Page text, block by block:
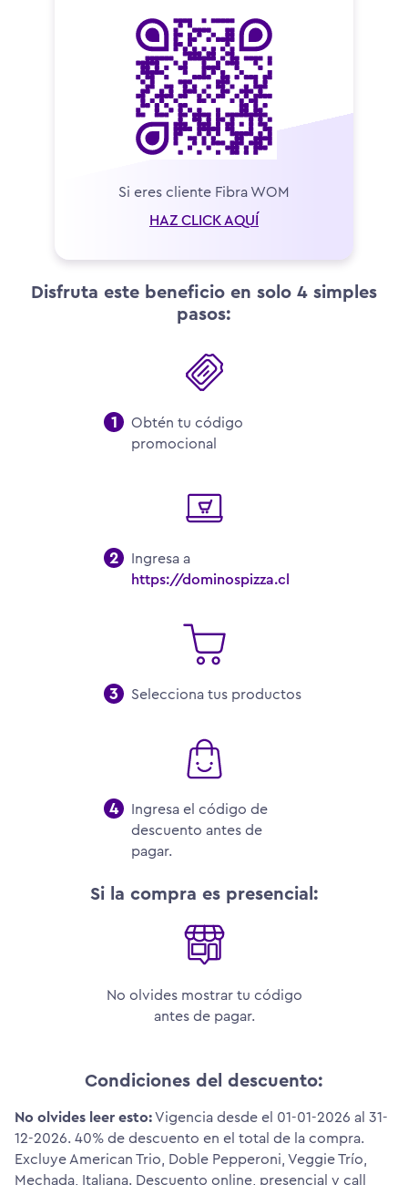
Si eres cliente Fibra WOM
HAZ CLICK AQUÍ
Disfruta este beneficio en solo 4 simples
pasos:
Obtén tu código
promocional
Ingresa a
https://dominospizza.cl
Selecciona tus productos
Ingresa el código de
descuento antes de
pagar.
Si la compra es presencial:
No olvides mostrar tu código
antes de pagar.
Condiciones del descuento:
No olvides leer esto:Vigencia desde el 01-01-2026 al 31-
12-2026. 40% de descuento en el total de la compra.
Excluye American Trio, Doble Pepperoni, Veggie Trío,
Mechada, Italiana. Descuento online, presencial y call